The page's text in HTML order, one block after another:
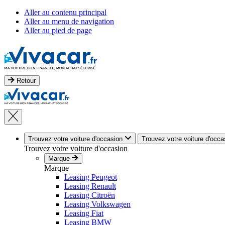
Aller au contenu principal
Aller au menu de navigation
Aller au pied de page
Retour
Trouvez votre voiture d'occasion Trouvez votre voiture
Trouvez votre voiture d'occasion
Marque
Marque
Leasing Peugeot
Leasing Renault
Leasing Citroën
Leasing Volkswagen
Leasing Fiat
Leasing BMW